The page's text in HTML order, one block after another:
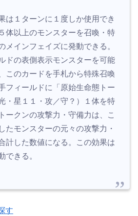
は１ターンに１度しか使用でき
体以上のモンスターを召喚・特
メインフェイズに発動できる。
ドの表側表示モンスターを可能
このカードを手札から特殊召喚
フィールドに「原始生命態トー
・星１１・攻／守？）１体を特
ークンの攻撃力・守備力は、こ
たモンスターの元々の攻撃力・
計した数値になる。この効果は
できる。
す